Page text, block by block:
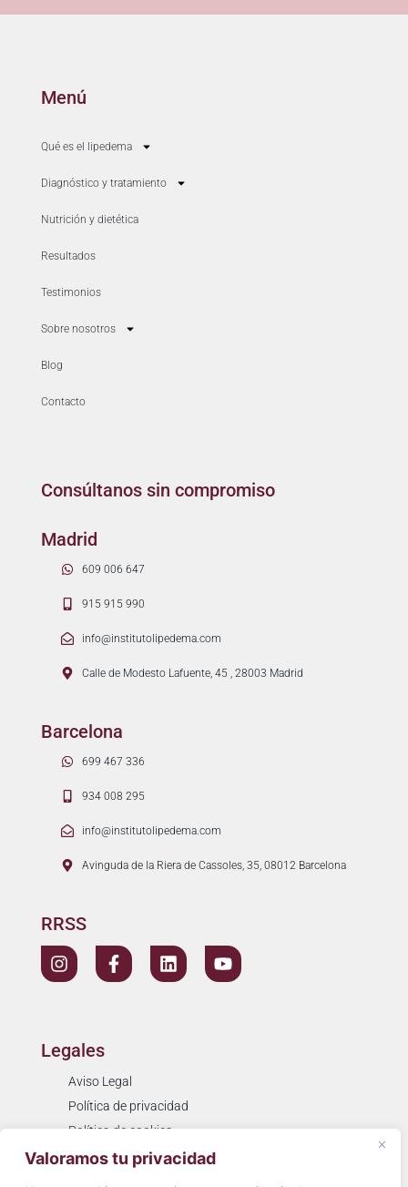
Valoramos tu privacidad
Menú
Qué es el lipedema
Diagnóstico y tratamiento
Nutrición y dietética
Resultados
Testimonios
Sobre nosotros
Blog
Contacto
Consúltanos sin compromiso
Madrid
609 006 647
915 915 990
info@institutolipedema.com
Calle de Modesto Lafuente, 45 , 28003 Madrid
Barcelona
699 467 336
934 008 295
info@institutolipedema.com
Avinguda de la Riera de Cassoles, 35, 08012 Barcelona
RRSS
Legales
Aviso Legal
Política de privacidad
Política de cookies
Resolución de litigios